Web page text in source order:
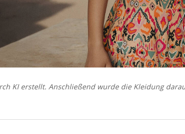
KI erstellt. Anschließend wurde die Kleidung